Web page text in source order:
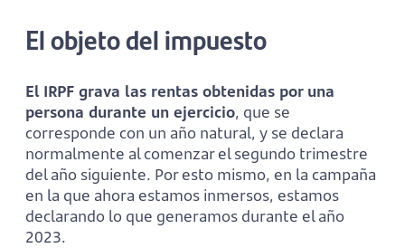
El objeto del impuesto
El IRPF grava las rentas obtenidas por una
persona durante un ejercicio, que se
corresponde con un año natural, y se declara
normalmente al comenzar el segundo trimestre
del año siguiente. Por esto mismo, en la campaña
en la que ahora estamos inmersos, estamos
declarando lo que generamos durante el año
2023.